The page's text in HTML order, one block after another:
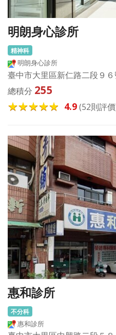
明朗身心診所
精神科
明朗身心診所
臺中市大里區新仁路二段９
總積分 255
4.9(52則評
惠和診所
不分科
惠和診所